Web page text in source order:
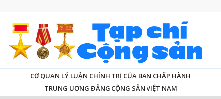
CƠ QUAN LÝ LUẬN CHÍNH TRỊ CỦA BAN CHẤP HÀNH
TRUNG ƯƠNG ĐẢNG CỘNG SẢN VIỆT NAM